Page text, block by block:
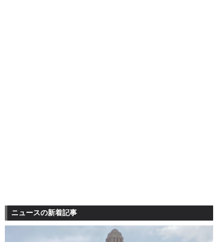
ニュースの新着記事